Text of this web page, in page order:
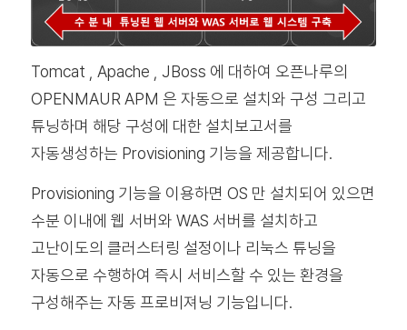
Tomcat , Apache , JBoss 에 대하여 오픈나루의
OPENMAUR APM 은 자동으로 설치와 구성 그리고
튜닝하며 해당 구성에 대한 설치보고서를
자동생성하는 Provisioning 기능을 제공합니다.
Provisioning 기능을 이용하면 OS 만 설치되어 있으면
수분 이내에 웹 서버와 WAS 서버를 설치하고
고난이도의 클러스터링 설정이나 리눅스 튜닝을
자동으로 수행하여 즉시 서비스할 수 있는 환경을
구성해주는 자동 프로비져닝 기능입니다.